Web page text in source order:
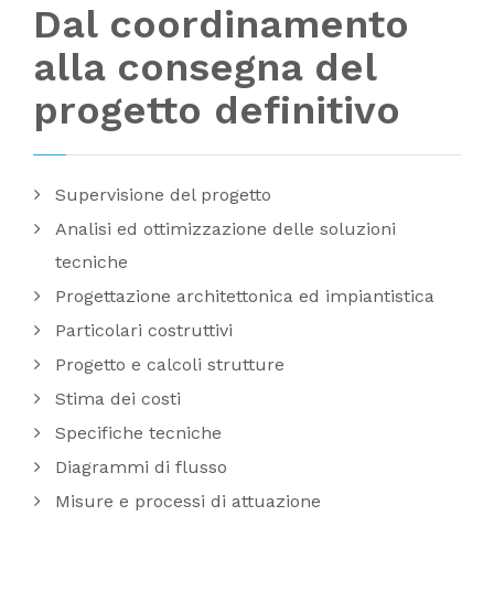
Dal coordinamento
alla consegna del
progetto definitivo
Supervisione del progetto
Analisi ed ottimizzazione delle soluzioni
tecniche
Progettazione architettonica ed impiantistica
Particolari costruttivi
Progetto e calcoli strutture
Stima dei costi
Specifiche tecniche
Diagrammi di flusso
Misure e processi di attuazione